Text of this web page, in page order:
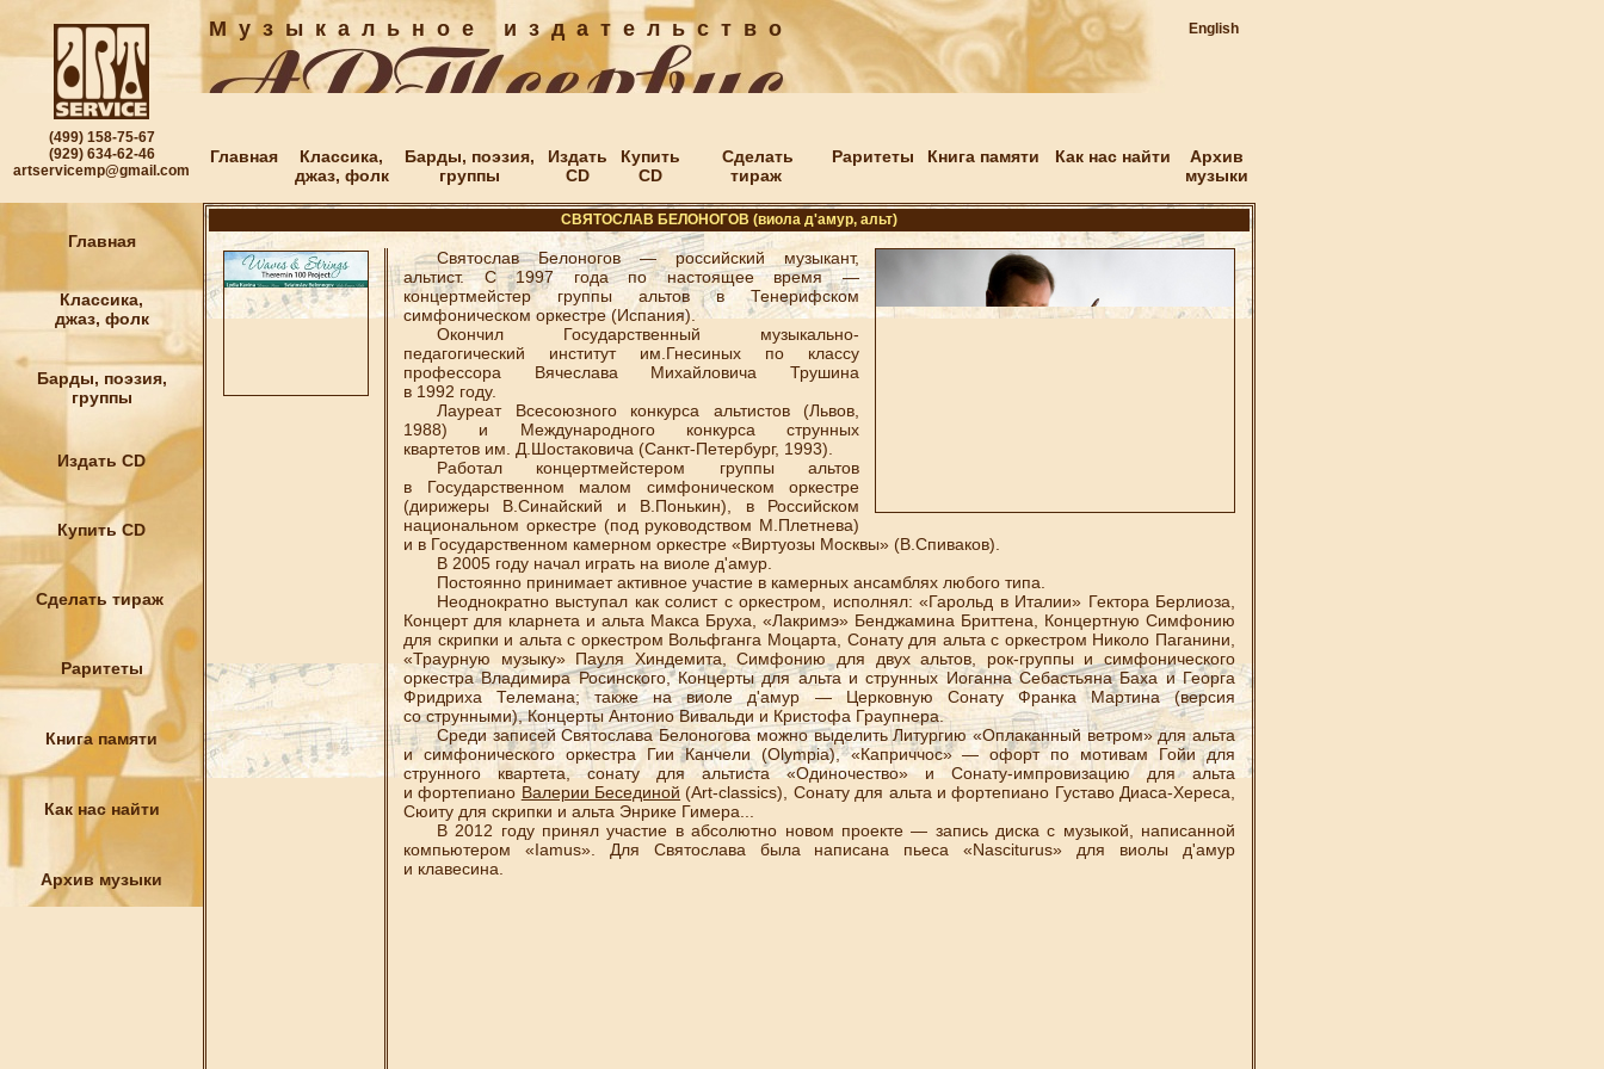
(499) 158-75-67
(929) 634-62-46
artservicemp@gmail.com
М у з ы к а л ь н о е и з д а т е л ь с т в о English
Главная
Классика,
джаз, фолк
Барды, поэзия,
группы
Издать
CD
Купить
CD
Сделать
тираж
Раритеты Книга памяти Как нас найти
Архив
музыки
Главная
Классика,
джаз, фолк
Барды, поэзия,
группы
Издать CD
Купить CD
Сделать тираж
Раритеты
Книга памяти
Как нас найти
Архив музыки
СВЯТОСЛАВ БЕЛОНОГОВ (виола д'амур, альт)
Святослав Белоногов — российский музыкант,
альтист. С 1997 года по настоящее время —
концертмейстер группы альтов в Тенерифском
симфоническом оркестре (Испания).
Окончил Государственный музыкально-
педагогический институт им.Гнесиных по классу
профессора Вячеслава Михайловича Трушина
в 1992 году.
Лауреат Всесоюзного конкурса альтистов (Львов,
1988) и Международного конкурса струнных
квартетов им. Д.Шостаковича (Санкт-Петербург, 1993).
Работал концертмейстером группы альтов
в Государственном малом симфоническом оркестре
(дирижеры В.Синайский и В.Понькин), в Российском
национальном оркестре (под руководством М.Плетнева)
и в Государственном камерном оркестре «Виртуозы Москвы» (В.Спиваков).
В 2005 году начал играть на виоле д'амур.
Постоянно принимает активное участие в камерных ансамблях любого типа.
Неоднократно выступал как солист с оркестром, исполнял: «Гарольд в Италии» Гектора Берлиоза,
Концерт для кларнета и альта Макса Бруха, «Лакримэ» Бенджамина Бриттена, Концертную Симфонию
для скрипки и альта с оркестром Вольфганга Моцарта, Сонату для альта с оркестром Николо Паганини,
«Траурную музыку» Пауля Хиндемита, Симфонию для двух альтов, рок-группы и симфонического
оркестра Владимира Росинского, Концерты для альта и струнных Иоганна Себастьяна Баха и Георга
Фридриха Телемана; также на виоле д'амур — Церковную Сонату Франка Мартина (версия
со струнными), Концерты Антонио Вивальди и Кристофа Граупнера.
Среди записей Святослава Белоногова можно выделить Литургию «Оплаканный ветром» для альта
и симфонического оркестра Гии Канчели (Olympia), «Каприччос» — офорт по мотивам Гойи для
струнного квартета, сонату для альтиста «Одиночество» и Сонату-импровизацию для альта
и фортепиано Валерии Бесединой (Art-classics), Сонату для альта и фортепиано Густаво Диаса-Хереса,
Сюиту для скрипки и альта Энрике Гимера...
В 2012 году принял участие в абсолютно новом проекте — запись диска с музыкой, написанной
компьютером «Iamus». Для Святослава была написана пьеса «Nasciturus» для виолы д'амур
и клавесина.